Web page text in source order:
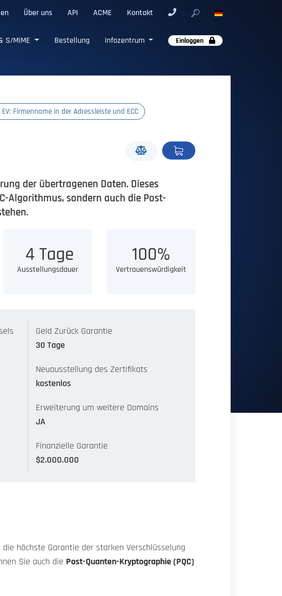
Über uns API ACME Kontakt
S/MIME Bestellung Infozentrum Einloggen
EV: Firmenname in der Adressleiste und ECC
der übertragenen Daten. Dieses
Algorithmus, sondern auch die Post-
4 Tage
Ausstellungsdauer
100%
Vertrauenswürdigkeit
Geld Zurück Garantie
30 Tage
Neuausstellung des Zertifikats
kostenlos
Erweiterung um weitere Domains
JA
Finanzielle Garantie
$2.000.000
höchste Garantie der starken Verschlüsselung
Sie auch die Post-Quanten-Kryptographie (PQC)